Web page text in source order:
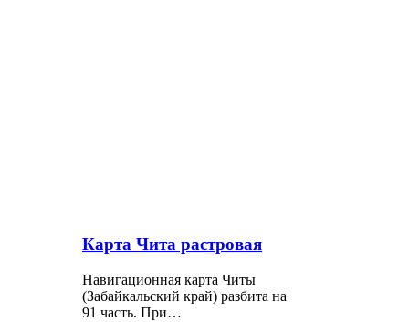
Карта Чита растровая
Навигационная карта Читы
(Забайкальский край) разбита на
91 часть. При…